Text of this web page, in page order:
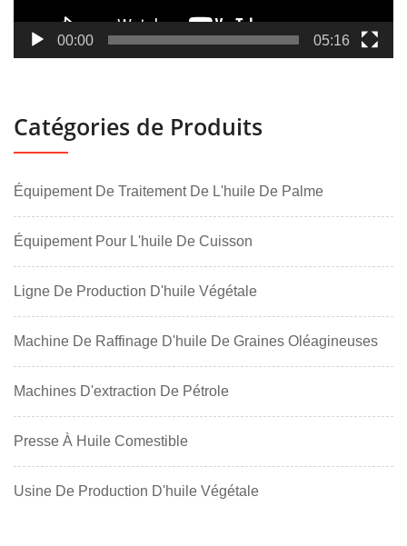
00:00 05:16
Catégories de Produits
Équipement De Traitement De L'huile De Palme
Équipement Pour L'huile De Cuisson
Ligne De Production D'huile Végétale
Machine De Raffinage D'huile De Graines Oléagineuses
Machines D'extraction De Pétrole
Presse À Huile Comestible
Usine De Production D'huile Végétale